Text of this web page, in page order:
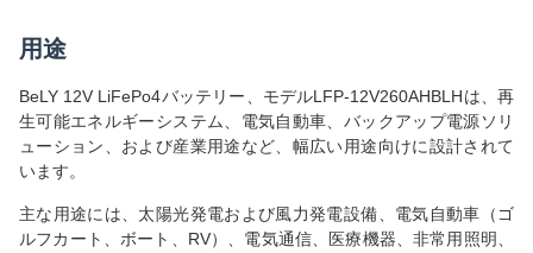
用途
BeLY 12V LiFePo4バッテリー、モデルLFP-12V260AHBLHは、再
生可能エネルギーシステム、電気自動車、バックアップ電源ソリ
ューション、および産業用途など、幅広い用途向けに設計されて
います。
主な用途には、太陽光発電および風力発電設備、電気自動車（ゴ
ルフカート、ボート、RV）、電気通信、医療機器、非常用照明、